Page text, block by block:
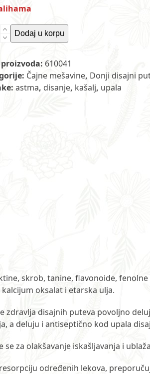
Dodaj u korpu
610041
Čajne mešavine, Donji disajni
astma, disanje, kašalj, upala
skrob, tanine, flavonoide,
oksalat i etarska ulja.
zdravlja disajnih puteva povoljno
a deluju i antiseptično kod upala
za olakšavanje iskašljavanja i
određenih lekova,